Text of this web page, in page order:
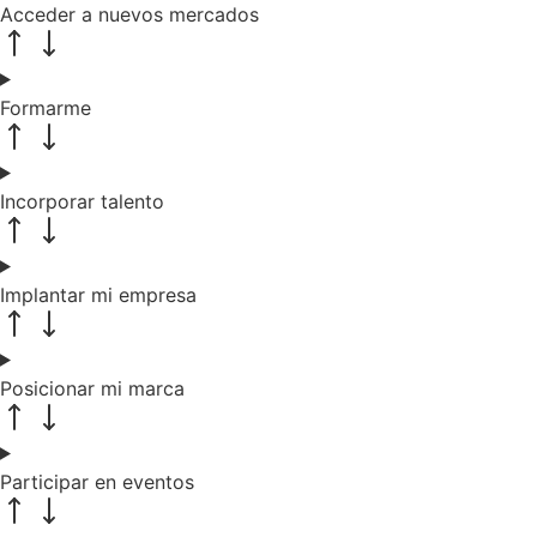
Acceder a nuevos mercados
Formarme
Incorporar talento
Implantar mi empresa
Posicionar mi marca
Participar en eventos